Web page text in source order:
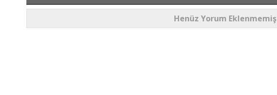
Henüz Yorum Eklenmemiş